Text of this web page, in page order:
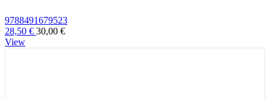
9788491679523
28,50 € 30,00 €
View